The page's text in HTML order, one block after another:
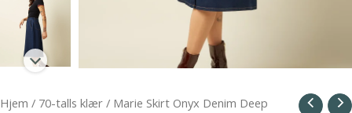
Hjem / 70-talls klær / Marie Skirt Onyx Denim Deep